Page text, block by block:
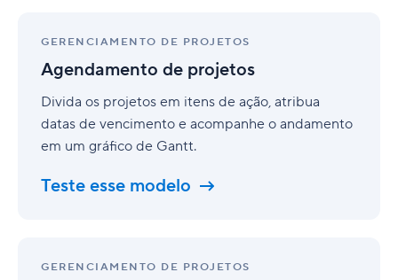
GERENCIAMENTO DE PROJETOS
Agendamento de projetos
Divida os projetos em itens de ação, atribua
datas de vencimento e acompanhe o andamento
em um gráfico de Gantt.
Teste esse modelo
GERENCIAMENTO DE PROJETOS